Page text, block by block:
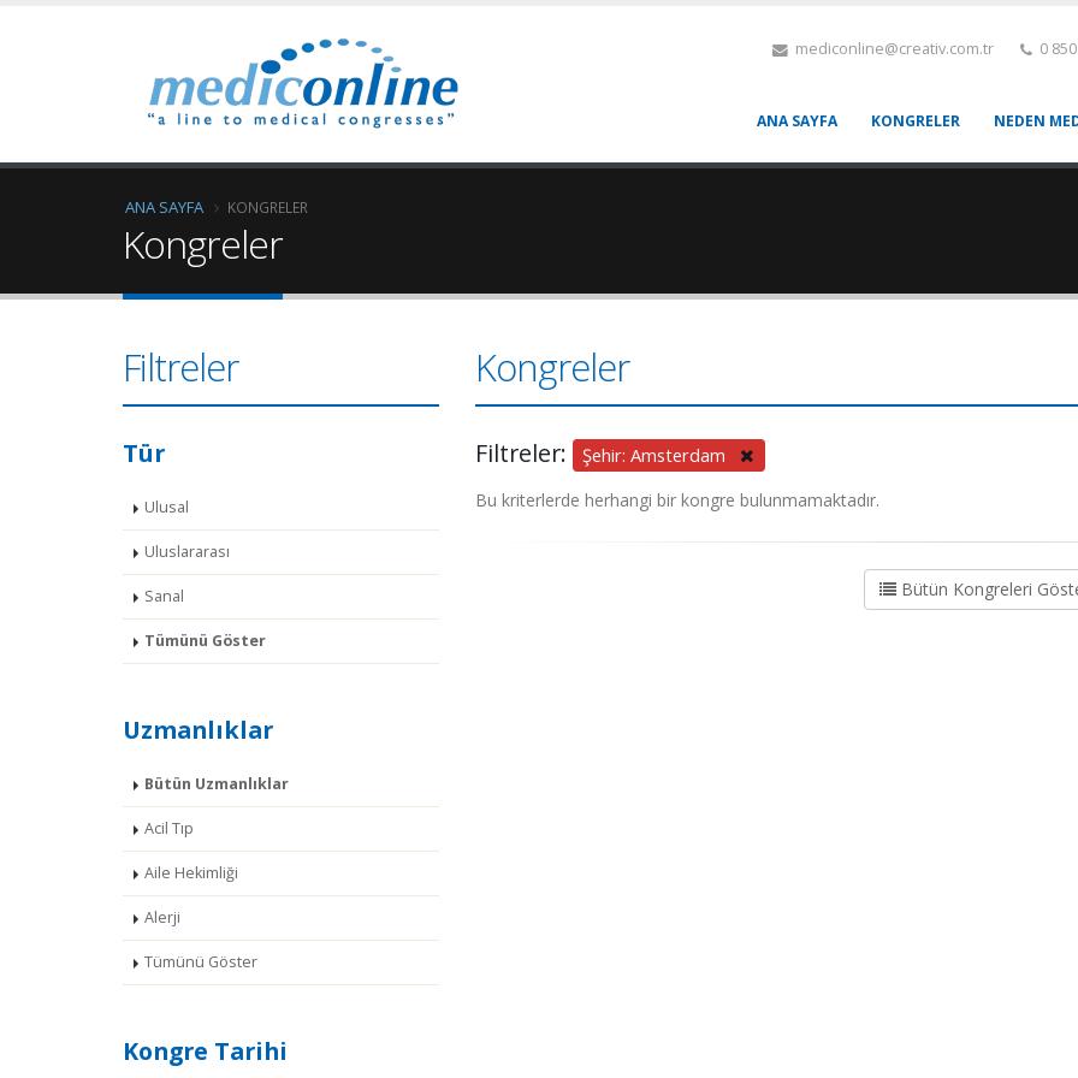
mediconline@creativ.com.tr 0
ANA SAYFA KONGRELER NEDEN
ANA SAYFA KONGRELER
Kongreler
Filtreler
Tür
Ulusal
Uluslararası
Sanal
Tümünü Göster
Uzmanlıklar
Bütün Uzmanlıklar
Acil Tıp
Aile Hekimliği
Alerji
Tümünü Göster
Kongre Tarihi
Kongreler
Filtreler: Şehir: Amsterdam
Bu kriterlerde herhangi bir kongre bulunmamaktadır.
Bütün Kongreleri